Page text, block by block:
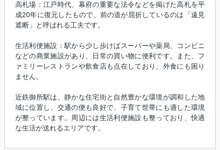
高札場：江戸時代、幕府の重要な法令などを掲げた高札を平
成20年に復元したもので、前の道が屈折しているのは「遠見
遮断」と呼ばれる工夫です。
生活利便施設：駅から少し歩けばスーパーや薬局、コンビニ
などの商業施設があり、日常の買い物に便利です。また、フ
ァミリーレストランや飲食店も点在しており、外食にも困り
ません。
近鉄御所駅は、静かな住宅街と自然豊かな環境が調和した地
域に位置し、交通の便も良好で、子育て世帯にも適した環境
が整っています。周辺には生活利便施設も整っており、快適
な生活が送れるエリアです。